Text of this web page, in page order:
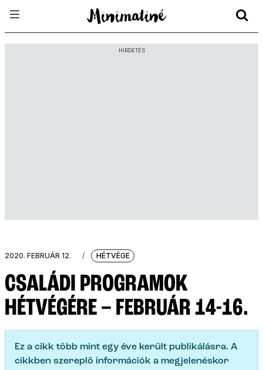
HIRDETÉS
2020. FEBRUÁR 12. / HÉTVÉGE
CSALÁDI PROGRAMOK
HÉTVÉGÉRE – FEBRUÁR 14-16.
Ez a cikk több mint egy éve került publikálásra. A
cikkben szereplő információk a megjelenéskor